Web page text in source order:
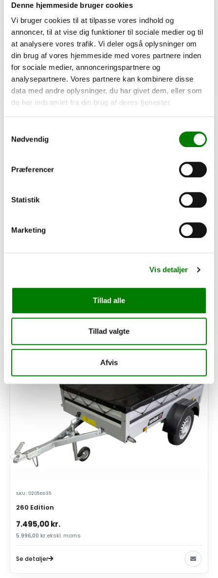
Denne hjemmeside bruger cookies
Vi bruger cookies til at tilpasse vores indhold og
annoncer, til at vise dig funktioner til sociale medier og til
at analysere vores trafik. Vi deler også oplysninger om
din brug af vores hjemmeside med vores partnere inden
for sociale medier, annonceringspartnere og
analysepartnere. Vores partnere kan kombinere disse
data med andre oplysninger, du har givet dem, eller som
de har indsamlet fra din brug af deres tjenester.
Nødvendig
Præferencer
Statistik
Marketing
Vis detaljer
Tillad alle
Tillad valgte
Afvis
SKU: B260BE35
260 B Edition
13.385,00kr.
10.708,00 ekskl. moms
Se detaljer
9.780,00kr.
SKU: 0205ED35
260 Edition
7.495,00kr.
5.996,00 kr.ekskl. moms
Se detaljer